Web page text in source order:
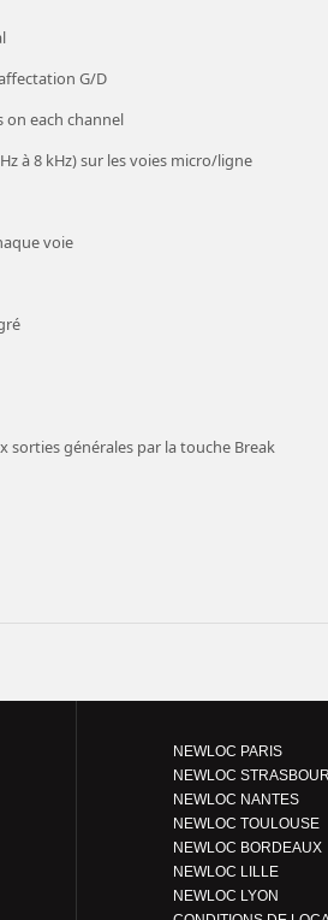
G/D
on each channel
à 8 kHz) sur les voies micro/ligne
voie
sorties générales par la touche Break
NEWLOC PARIS
NEWLOC
NEWLOC NANTES
NEWLOC TOULOUSE
NEWLOC BORDEAUX
NEWLOC LILLE
NEWLOC LYON